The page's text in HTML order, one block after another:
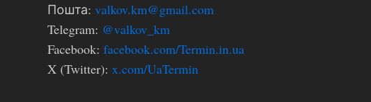
Пошта:valkov.km@gmail.com
Telegram: @valkov_km
Facebook:facebook.com/Termin.in.ua
X (Twitter):x.com/UaTermin